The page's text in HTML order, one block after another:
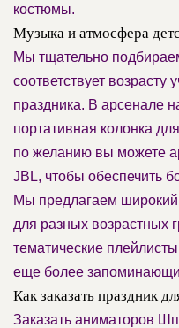
костюмы.
Музыка и атмосфера
Мы тщательно
соответствует возрасту
праздника. В арсенале
портативная колонка
по желанию вы можете
JBL, чтобы обеспечить
Мы предлагаем
для разных возрастных
тематические
еще более
Как заказать праздник
Заказать аниматоров